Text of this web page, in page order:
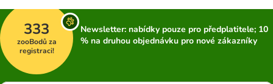
333
zooBodů za
registraci!
Newsletter: nabídky pouze pro předplatitele; 10
% na druhou objednávku pro nové zákazníky